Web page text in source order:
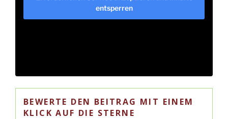
entsperren
BEWERTE DEN BEITRAG MIT EINEM
KLICK AUF DIE STERNE